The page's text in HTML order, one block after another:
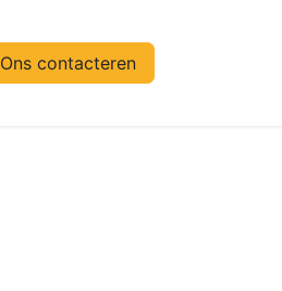
Ons contacteren